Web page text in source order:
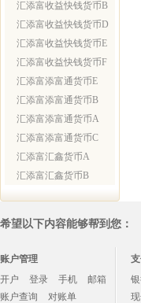
汇添富收益快钱货币B
汇添富收益快钱货币D
汇添富收益快钱货币E
汇添富收益快钱货币F
汇添富添富通货币E
汇添富添富通货币B
汇添富添富通货币A
汇添富添富通货币C
汇添富汇鑫货币A
汇添富汇鑫货币B
希望以下内容能够帮到您：
账户管理
开户
登录 手机
邮箱
账户查询
对账单